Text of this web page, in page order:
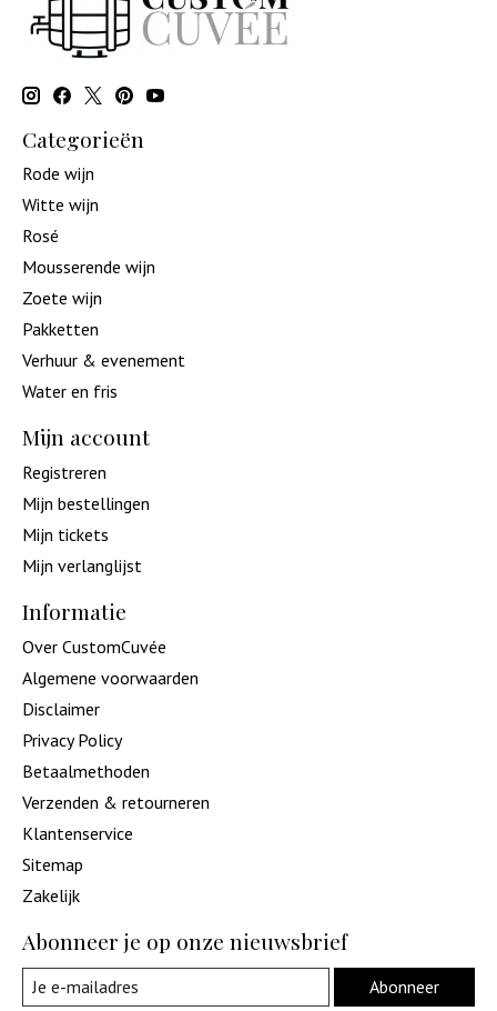
Categorieën
Rode wijn
Witte wijn
Rosé
Mousserende wijn
Zoete wijn
Pakketten
Verhuur & evenement
Water en fris
Mijn account
Registreren
Mijn bestellingen
Mijn tickets
Mijn verlanglijst
Informatie
Over CustomCuvée
Algemene voorwaarden
Disclaimer
Privacy Policy
Betaalmethoden
Verzenden & retourneren
Klantenservice
Sitemap
Zakelijk
Abonneer je op onze nieuwsbrief
Abonneer